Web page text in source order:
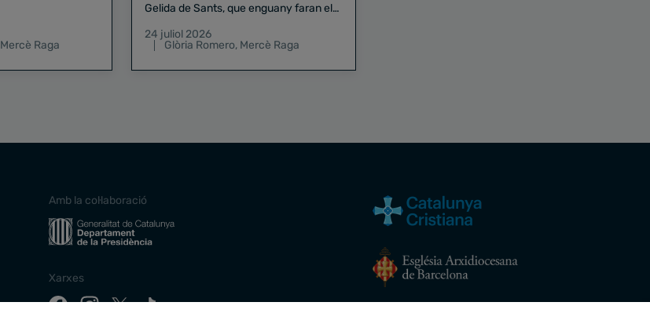
Mercè Raga
Gelida de Sants, que enguany faran el
24 juliol 2026
Glòria Romero, Mercè Raga
Amb la col·laboració
Xarxes